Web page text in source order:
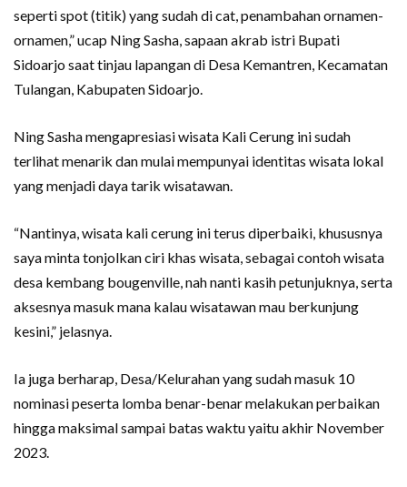
seperti spot (titik) yang sudah di cat, penambahan ornamen-
ornamen,” ucap Ning Sasha, sapaan akrab istri Bupati
Sidoarjo saat tinjau lapangan di Desa Kemantren, Kecamatan
Tulangan, Kabupaten Sidoarjo.
Ning Sasha mengapresiasi wisata Kali Cerung ini sudah
terlihat menarik dan mulai mempunyai identitas wisata lokal
yang menjadi daya tarik wisatawan.
“Nantinya, wisata kali cerung ini terus diperbaiki, khususnya
saya minta tonjolkan ciri khas wisata, sebagai contoh wisata
desa kembang bougenville, nah nanti kasih petunjuknya, serta
aksesnya masuk mana kalau wisatawan mau berkunjung
kesini,” jelasnya.
Ia juga berharap, Desa/Kelurahan yang sudah masuk 10
nominasi peserta lomba benar-benar melakukan perbaikan
hingga maksimal sampai batas waktu yaitu akhir November
2023.